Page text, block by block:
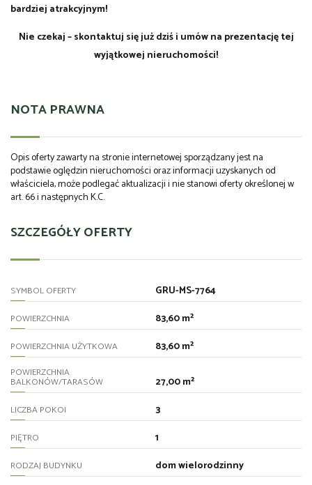
bardziej atrakcyjnym!
Nie czekaj – skontaktuj się już dziś i umów na prezentację tej
wyjątkowej nieruchomości!
NOTA PRAWNA
Opis oferty zawarty na stronie internetowej sporządzany jest na
podstawie oględzin nieruchomości oraz informacji uzyskanych od
właściciela, może podlegać aktualizacji i nie stanowi oferty określonej w
art. 66 i następnych K.C.
SZCZEGÓŁY OFERTY
SYMBOL OFERTY GRU-MS-7764
POWIERZCHNIA 83,60 m²
POWIERZCHNIA UŻYTKOWA 83,60 m²
POWIERZCHNIA
BALKONÓW/TARASÓW 27,00 m²
LICZBA POKOI 3
PIĘTRO 1
RODZAJ BUDYNKU dom wielorodzinny